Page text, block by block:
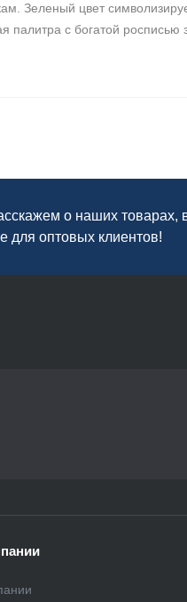
Зеленый цвет
палитра с богатой
о наших товарах,
для оптовых клиентов!